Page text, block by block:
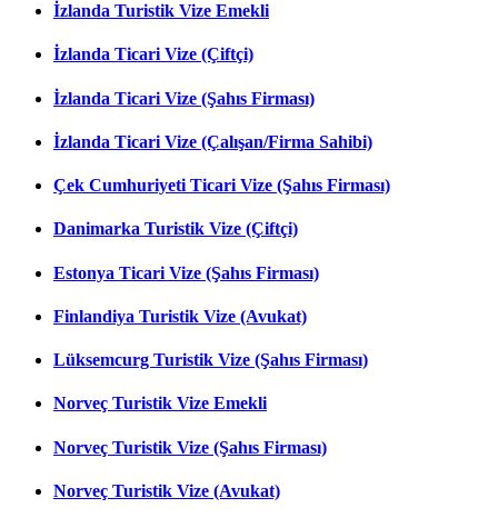
İzlanda Turistik Vize Emekli
İzlanda Ticari Vize (Çiftçi)
İzlanda Ticari Vize (Şahıs Firması)
İzlanda Ticari Vize (Çalışan/Firma Sahibi)
Çek Cumhuriyeti Ticari Vize (Şahıs Firması)
Danimarka Turistik Vize (Çiftçi)
Estonya Ticari Vize (Şahıs Firması)
Finlandiya Turistik Vize (Avukat)
Lüksemcurg Turistik Vize (Şahıs Firması)
Norveç Turistik Vize Emekli
Norveç Turistik Vize (Şahıs Firması)
Norveç Turistik Vize (Avukat)